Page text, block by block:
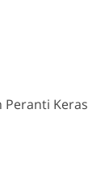
Peranti Keras